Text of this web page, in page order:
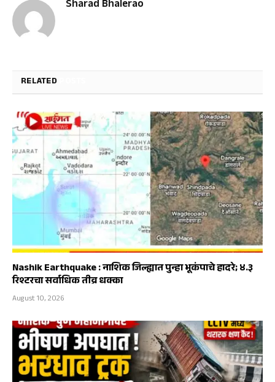
Sharad Bhalerao
RELATED
Nashik Earthquake : नाशिक जिल्ह्यात पुन्हा भूकंपाचे हादरे; ४.३
रिश्टरचा सर्वाधिक तीव्र धक्का
August 10, 2026